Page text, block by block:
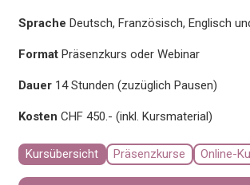
Sprache Deutsch, Französisch, Englisch
FormatPräsenzkurs oder Webinar
Dauer14 Stunden (zuzüglich Pausen)
Kosten CHF 450.- (inkl. Kursmaterial)
Kursübersicht Präsenzkurse Online-